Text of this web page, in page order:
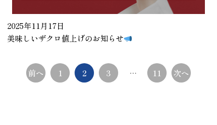
2025年11月17日
美味しいザクロ値上げのお知らせ
前へ 1 2 3 … 11 次へ